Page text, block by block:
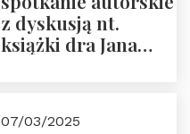
z dyskusją nt.
książki dra Jana
07/03/2025